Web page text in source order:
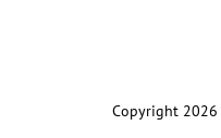
Copyright 2026